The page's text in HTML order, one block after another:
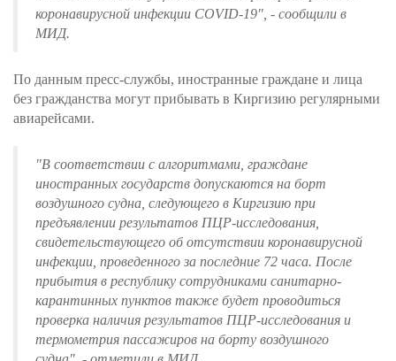
коронавирусной инфекции COVID-19", - сообщили в
МИД.
По данным пресс-службы, иностранные граждане и лица
без гражданства могут прибывать в Киргизию регулярными
авиарейсами.
"В соответствии с алгоритмами, граждане
иностранных государств допускаются на борт
воздушного судна, следующего в Киргизию при
предъявлении результатов ПЦР-исследования,
свидетельствующего об отсутствии коронавирусной
инфекции, проведенного за последние 72 часа. После
прибытия в республику сотрудниками санитарно-
карантинных пунктов также будет проводиться
проверка наличия результатов ПЦР-исследования и
термометрия пассажиров на борту воздушного